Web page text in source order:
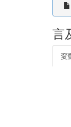
言
変